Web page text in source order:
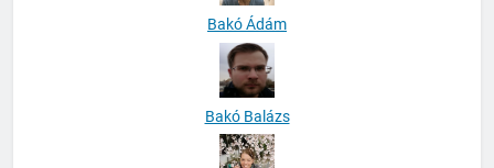
Bakó Ádám
Bakó Balázs